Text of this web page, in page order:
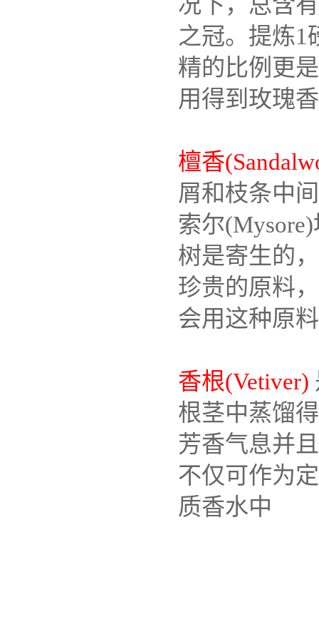
之冠。提炼1
精的比例更
用得到玫瑰
檀香
屑和枝条中
索尔
树是寄生的
珍贵的原料
会用这种原
香根(Vetiver)
根茎中蒸馏
芳香气息并
不仅可作为
质香水中